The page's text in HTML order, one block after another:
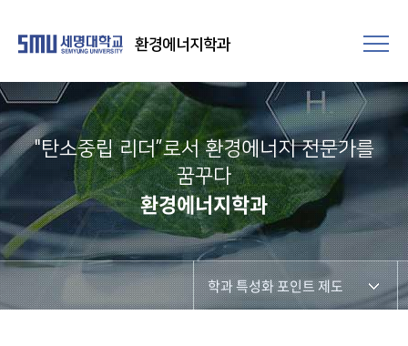
환경에너지학과
"탄소중립 리더”로서 환경에너지 전문가를
꿈꾸다
환경에너지학과
학과 특성화 포인트 제도